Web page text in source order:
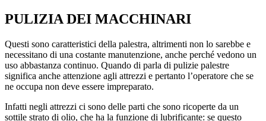
PULIZIA DEI MACCHINARI
Questi sono caratteristici della palestra, altrimenti non lo sarebbe e
necessitano di una costante manutenzione, anche perché vedono un
uso abbastanza continuo. Quando di parla di pulizie palestre
significa anche attenzione agli attrezzi e pertanto l’operatore che se
ne occupa non deve essere impreparato.
Infatti negli attrezzi ci sono delle parti che sono ricoperte da un
sottile strato di olio, che ha la funzione di lubrificante: se questo